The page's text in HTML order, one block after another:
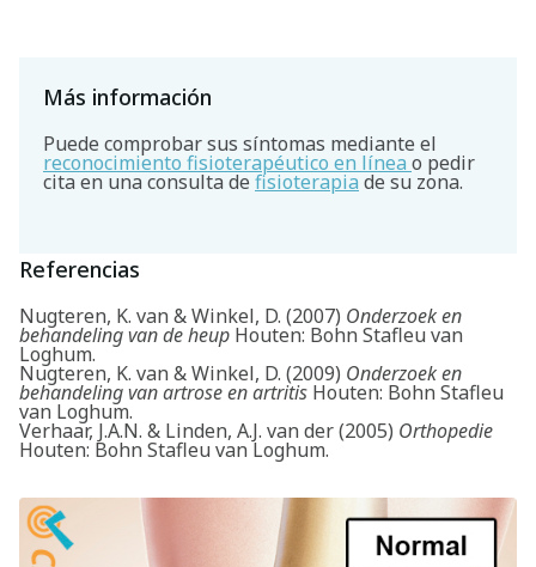
Más información
Puede comprobar sus síntomas mediante el
reconocimiento fisioterapéutico en línea o pedir
cita en una consulta de fisioterapia de su zona.
Referencias
Nugteren, K. van & Winkel, D. (2007) Onderzoek en
behandeling van de heup Houten: Bohn Stafleu van
Loghum.
Nugteren, K. van & Winkel, D. (2009) Onderzoek en
behandeling van artrose en artritis Houten: Bohn Stafleu
van Loghum.
Verhaar, J.A.N. & Linden, A.J. van der (2005) Orthopedie
Houten: Bohn Stafleu van Loghum.